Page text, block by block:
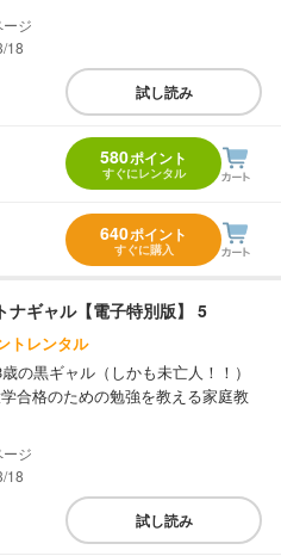
18
試し読み
580ポイント
すぐにレンタル
640ポイント
すぐに購入
ナギャル【電子特別版】 5
トレンタル
の黒ギャル（しかも未亡人！！）
合格のための勉強を教える家庭教
18
試し読み